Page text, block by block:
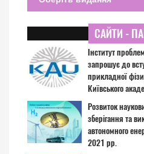
САЙТИ -
Інститут
запрошує до
прикладної
Київського
Розвиток
зберігання та
автономного
2021 рр.